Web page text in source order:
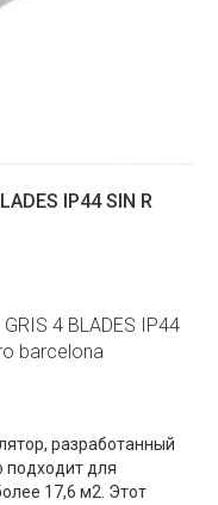
IP44 SIN R
4 BLADES IP44
barcelona
разработанный
подходит для
17,6 м2. Этот